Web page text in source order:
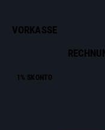
VORKASSE
1% SKONTO